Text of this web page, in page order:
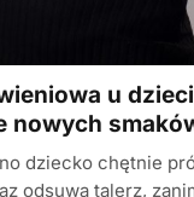
u
nowych
dziecko chętnie
odsuwa talerz,